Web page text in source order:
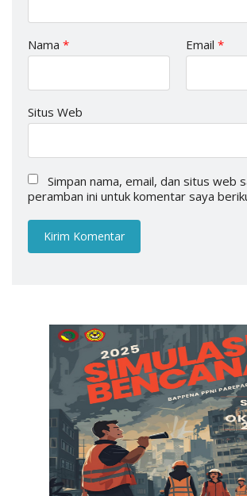
Nama * Email *
Situs Web
Simpan nama, email, dan situs web
peramban ini untuk komentar saya